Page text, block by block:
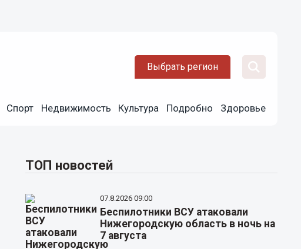
Выбрать регион
Спорт Недвижимость Культура Подробно Здоровье
ТОП новостей
07.8.2026 09:00
Беспилотники ВСУ атаковали
Нижегородскую область в ночь на
7 августа